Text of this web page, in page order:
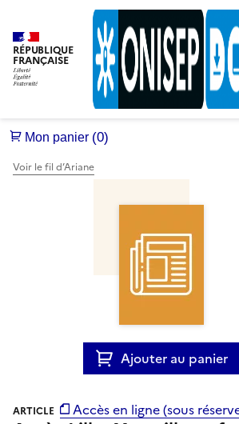
RÉPUBLIQUE
FRANÇAISE
Voir le fil d’Ariane
Ajouter au panier
Accès en ligne (sous
ARTICLE